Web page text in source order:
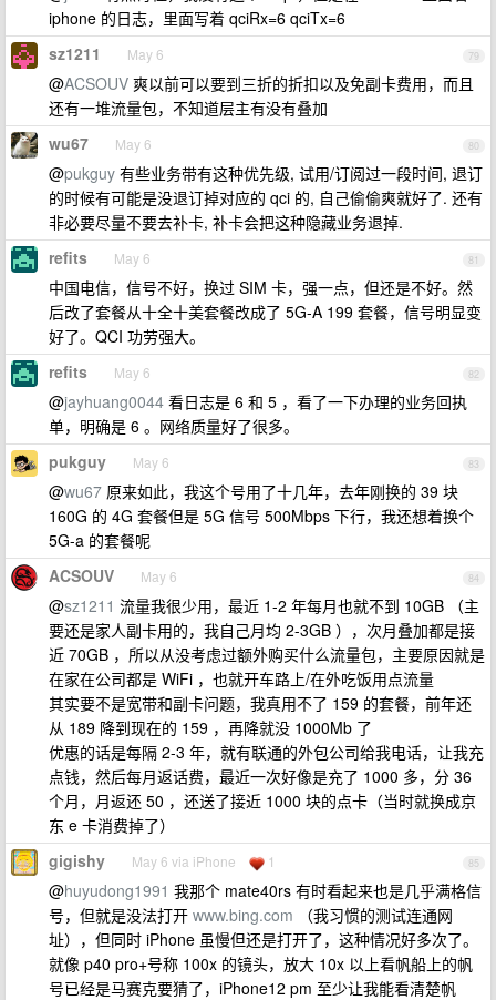
iphone 的日志，里面写着 qciRx=6 qciTx=6
79
sz1211 May 6
@ACSOUV 爽以前可以要到三折的折扣以及免副卡费用，而且
还有一堆流量包，不知道层主有没有叠加
80
wu67 May 6
@pukguy 有些业务带有这种优先级, 试用/订阅过一段时间, 退订
的时候有可能是没退订掉对应的 qci 的, 自己偷偷爽就好了. 还有
非必要尽量不要去补卡, 补卡会把这种隐藏业务退掉.
81
refits May 6
中国电信，信号不好，换过 SIM 卡，强一点，但还是不好。然
后改了套餐从十全十美套餐改成了 5G-A 199 套餐，信号明显变
好了。QCI 功劳强大。
82
refits May 6
@jayhuang0044 看日志是 6 和 5 ，看了一下办理的业务回执
单，明确是 6 。网络质量好了很多。
83
pukguy May 6
@wu67 原来如此，我这个号用了十几年，去年刚换的 39 块
160G 的 4G 套餐但是 5G 信号 500Mbps 下行，我还想着换个
5G-a 的套餐呢
84
ACSOUV May 6
@sz1211 流量我很少用，最近 1-2 年每月也就不到 10GB （主
要还是家人副卡用的，我自己月均 2-3GB ），次月叠加都是接
近 70GB ，所以从没考虑过额外购买什么流量包，主要原因就是
在家在公司都是 WiFi ，也就开车路上/在外吃饭用点流量
其实要不是宽带和副卡问题，我真用不了 159 的套餐，前年还
从 189 降到现在的 159 ，再降就没 1000Mb 了
优惠的话是每隔 2-3 年，就有联通的外包公司给我电话，让我充
点钱，然后每月返话费，最近一次好像是充了 1000 多，分 36
个月，月返还 50 ，还送了接近 1000 块的点卡（当时就换成京
东 e 卡消费掉了）
85
gigishy May 6 via iPhone 1
@huyudong1991 我那个 mate40rs 有时看起来也是几乎满格信
号，但就是没法打开 www.bing.com （我习惯的测试连通网
址），但同时 iPhone 虽慢但还是打开了，这种情况好多次了。
就像 p40 pro+号称 100x 的镜头，放大 10x 以上看帆船上的帆
号已经是马赛克要猜了，iPhone12 pm 至少让我能看清楚帆